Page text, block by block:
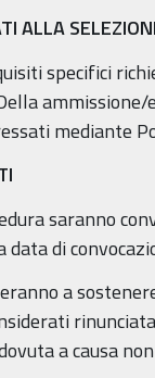
ALLA
specifici
ammissione/
mediante
saranno
data di
a
a causa